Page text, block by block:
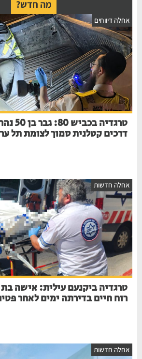
מה חדש?
אחלה דיווחים
טרגדיה
דרכים קטלנית סמוך לצומת תל
אחלה חדשות
רוח חיים בדירתה ימים לאחר
אחלה חדשות